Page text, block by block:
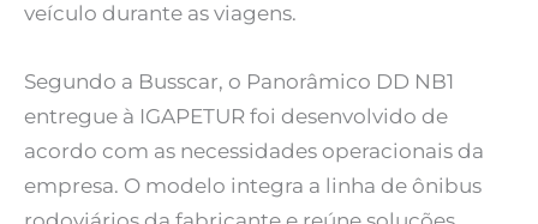
veículo durante as viagens.
Segundo a Busscar, o Panorâmico DD NB1
entregue à IGAPETUR foi desenvolvido de
acordo com as necessidades operacionais da
empresa. O modelo integra a linha de ônibus